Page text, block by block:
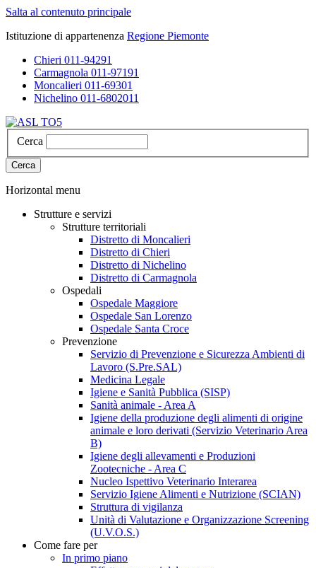
Salta al contenuto principale
Istituzione di appartenenza Regione Piemonte
Chieri 011-94291
Carmagnola 011-97191
Moncalieri 011-69301
Nichelino 011-6802011
Cerca
Cerca
Horizontal menu
Strutture e servizi
Strutture territoriali
Distretto di Moncalieri
Distretto di Chieri
Distretto di Nichelino
Distretto di Carmagnola
Ospedali
Ospedale Maggiore
Ospedale San Lorenzo
Ospedale Santa Croce
Prevenzione
Servizio di Prevenzione e Sicurezza Ambienti di
Lavoro (S.Pre.SAL)
Medicina Legale
Igiene e Sanità Pubblica (SISP)
Sanità animale - Area A
Igiene della produzione degli alimenti di origine
animale e loro derivati (Servizio Veterinario Area
B)
Igiene degli allevamenti e Produzioni
Zootecniche - Area C
Nucleo Ispettivo Veterinario Interarea
Servizio Igiene Alimenti e Nutrizione (SCIAN)
Struttura di vigilanza
Unità di Valutazione e Organizzazione Screening
(U.V.O.S.)
Come fare per
In primo piano